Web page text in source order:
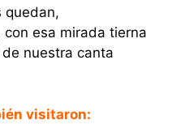
quedan,
esa mirada tierna
nuestra canta
visitaron: